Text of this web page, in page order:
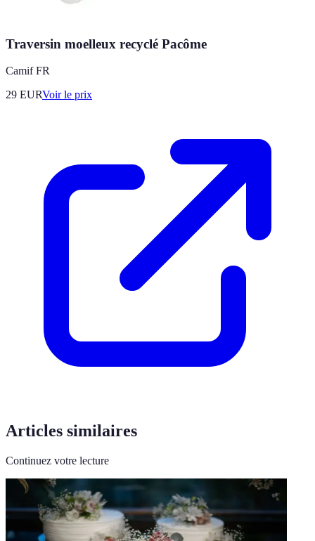
Traversin moelleux recyclé Pacôme
Camif FR
29 EURVoir le prix
Articles similaires
Continuez votre lecture